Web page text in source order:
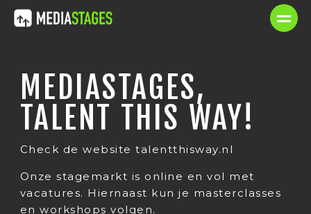
MEDIASTAGES,
TALENT THIS WAY!
Check de website talentthisway.nl
Onze stagemarkt is online en vol met
vacatures. Hiernaast kun je masterclasses
en workshops volgen.